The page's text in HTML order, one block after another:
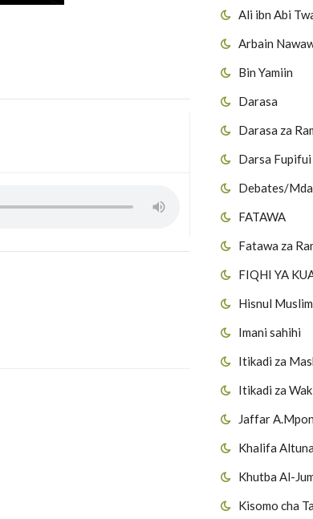
Ali ibn Abi
Arbain
Bin Yamiin
Darasa
Darasa za
Darsa Fupifui
Debates/
FATAWA
Fatawa za
FIQHI YA
Hisnul Muslim
Imani sahihi
Itikadi za
Itikadi za
Jaffar
Khalifa
Khutba Al-
Kisomo cha